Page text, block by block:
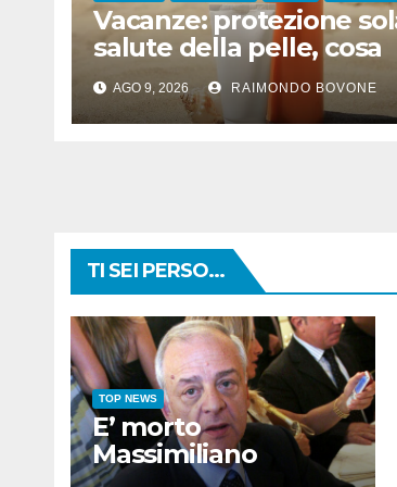
Vacanze: protezione
salute della pelle, cosa
dicono le evidenze
scientifiche
AGO 9, 2026 RAIMONDO BOVONE
TI SEI PERSO...
TOP NEWS
E’ morto
Massimiliano